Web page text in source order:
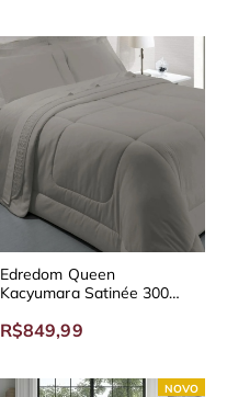
Edredom Queen
Kacyumara Satinée 300
R$849,99
NOVO